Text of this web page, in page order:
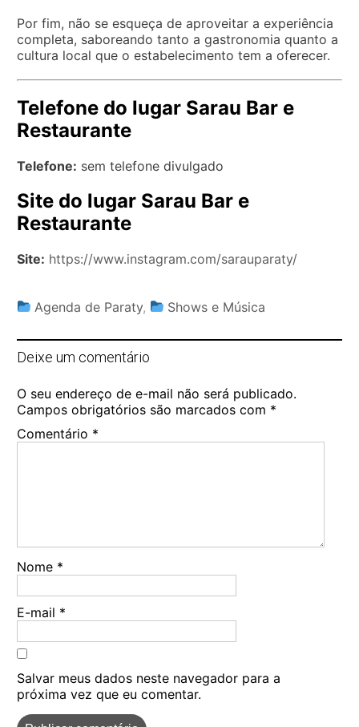
Por fim, não se esqueça de aproveitar a experiência
completa, saboreando tanto a gastronomia quanto a
cultura local que o estabelecimento tem a oferecer.
Telefone do lugar Sarau Bar e
Restaurante
Telefone: sem telefone divulgado
Site do lugar Sarau Bar e
Restaurante
Site: https://www.instagram.com/sarauparaty/
Agenda de Paraty, Shows e Música
Deixe um comentário
O seu endereço de e-mail não será publicado.
Campos obrigatórios são marcados com *
Comentário *
Nome *
E-mail *
Salvar meus dados neste navegador para a
próxima vez que eu comentar.